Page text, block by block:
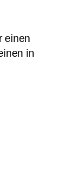
einen
in